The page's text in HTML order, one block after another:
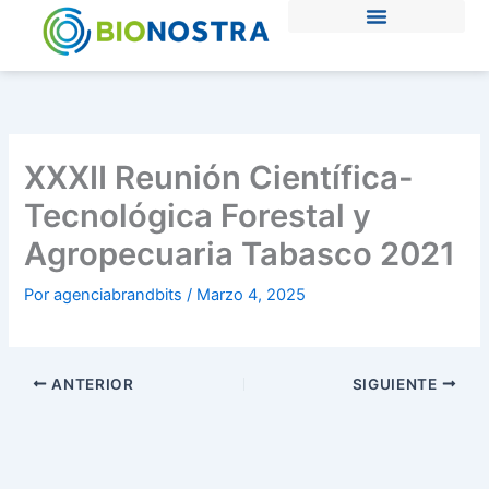
XXXII Reunión Científica-
Tecnológica Forestal y
Agropecuaria Tabasco 2021
Poragenciabrandbits/ Marzo 4, 2025
ANTERIOR SIGUIENTE